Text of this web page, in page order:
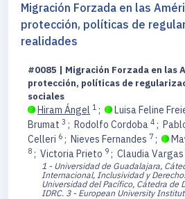
Migración Forzada en las
protección, políticas de
realidades
#0085 | Migración Forzada en las
protección, políticas de
sociales
Hiram Ángel 1 ; Luisa Feline
Brumat 3 ; Rodolfo Cordoba 4 ;
Celleri 6 ; Nieves Fernandes 7 ;
8 ; Victoria Prieto 9 ; Claudia Vargas
1 - Universidad de Guadalajara,
Internacional, Inclusividad y
Universidad del Pacífico, Cátedra de
IDRC. 3 - European University